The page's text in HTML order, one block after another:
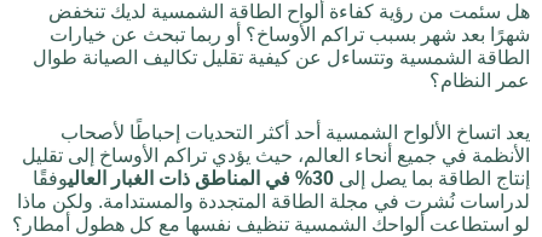
هل سئمت من رؤية كفاءة ألواح الطاقة الشمسية لديك تنخفض
شهرًا بعد شهر بسبب تراكم الأوساخ؟ أو ربما تبحث عن خيارات
الطاقة الشمسية وتتساءل عن كيفية تقليل تكاليف الصيانة طوال
عمر النظام؟
يعد اتساخ الألواح الشمسية أحد أكثر التحديات إحباطًا لأصحاب
الأنظمة في جميع أنحاء العالم، حيث يؤدي تراكم الأوساخ إلى تقليل
إنتاج الطاقة بما يصل إلى 30% في المناطق ذات الغبار العالي
وفقًا
لدراسات نُشرت في مجلة الطاقة المتجددة والمستدامة. ولكن ماذا
لو استطاعت ألواحك الشمسية تنظيف نفسها مع كل هطول أمطار؟